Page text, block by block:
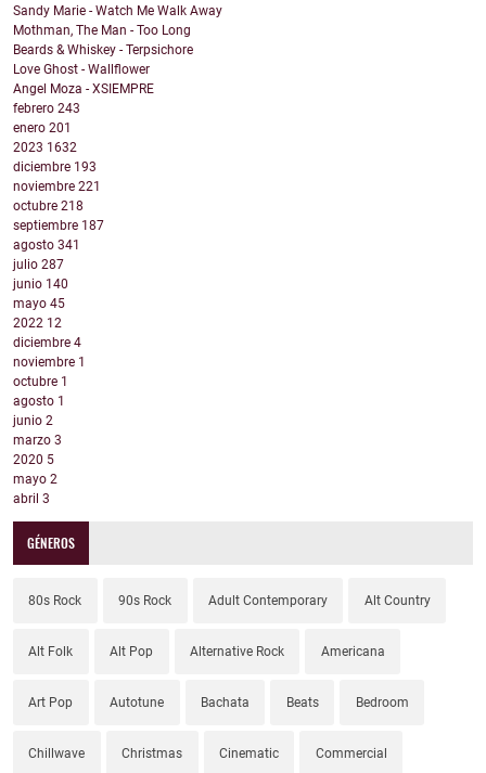
Sandy Marie - Watch Me Walk Away
Mothman, The Man - Too Long
Beards & Whiskey - Terpsichore
Love Ghost - Wallflower
Angel Moza - XSIEMPRE
febrero 243
enero 201
2023 1632
diciembre 193
noviembre 221
octubre 218
septiembre 187
agosto 341
julio 287
junio 140
mayo 45
2022 12
diciembre 4
noviembre 1
octubre 1
agosto 1
junio 2
marzo 3
2020 5
mayo 2
abril 3
GÉNEROS
80s Rock 90s Rock Adult Contemporary Alt Country
Alt Folk Alt Pop Alternative Rock Americana
Art Pop Autotune Bachata Beats Bedroom
Chillwave Christmas Cinematic Commercial